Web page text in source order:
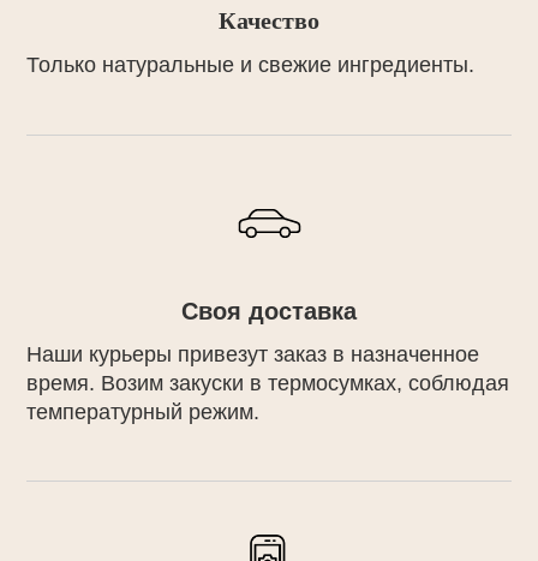
Качество
Только натуральные и свежие ингредиенты.
Своя доставка
Наши курьеры привезут заказ в назначенное
время. Возим закуски в термосумках, соблюдая
температурный режим.